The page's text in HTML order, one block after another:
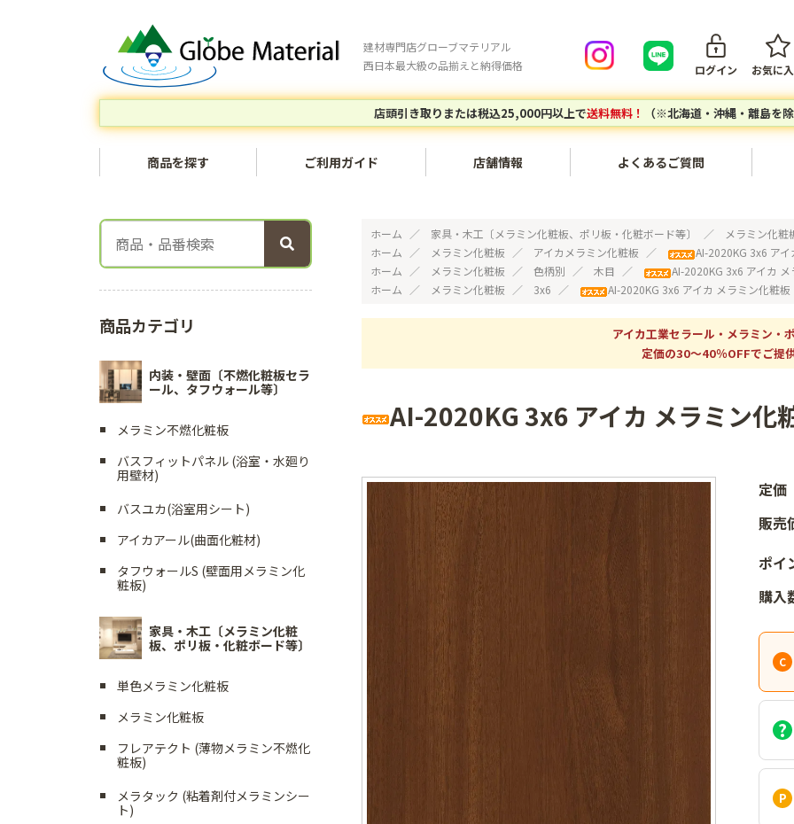
建材専門店グローブマテリアル
西日本最大級の品揃えと納得価格
ログイン お気に
店頭引き取りまたは税込25,000円以上で送料無料！ （※北海道・沖縄・離島を除
商品を探す
内装・壁面〔不燃化粧板セラ
ール、タフウォール等〕
家具・木工〔メラミン化粧
板、ポリ板・化粧ボード等〕
建築副資材〔接着剤、テー
グローブマテリアルオリジナ
アウトレットセール〔廃番商
ご利用ガイド
会員登録について
ご注文キ
ご注文の流れ
お支払い
対応エリア
配送につ
個人宅・現場配送について
配送料に
店頭引き取りについて
返品につ
店舗情報 よくあるご質問
ホーム 家具・木工〔メラミン化粧板、ポリ板・化粧ボード等〕 メラミン化粧
ホーム
メラミン化粧板 アイカメラミン化粧板
AI-2020KG 3x6 ア
ホーム
メラミン化粧板 色柄別 木目
AI-2020KG 3x6 アイカ
ホーム
メラミン化粧板 3x6 AI-2020KG 3x6 アイカ メラミン化粧板
アイカ工業セラール・メラミン・
定価の30～40％OFFでご提
AI-2020KG 3x6 アイカ メラミン化
定価
販売
ポイ
購入
商品カテゴリ
内装・壁面〔不燃化粧板セラ
ール、タフウォール等〕
メラミン不燃化粧板
バスフィットパネル (浴室・水廻り
用壁材)
バスユカ(浴室用シート)
アイカアール(曲面化粧材)
タフウォールS (壁面用メラミン化
粧板)
家具・木工〔メラミン化粧
板、ポリ板・化粧ボード等〕
単色メラミン化粧板
メラミン化粧板
フレアテクト (薄物メラミン不燃化
粧板)
メラタック (粘着剤付メラミンシー
ト)